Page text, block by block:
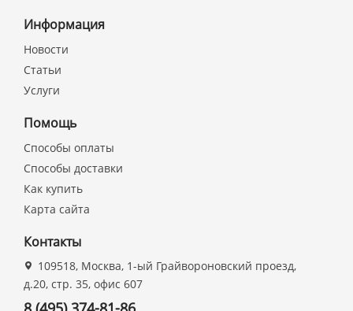
Информация
Новости
Статьи
Услуги
Помощь
Способы оплаты
Способы доставки
Как купить
Карта сайта
Контакты
109518, Москва, 1-ый Грайвороновский проезд,
д.20, стр. 35, офис 607